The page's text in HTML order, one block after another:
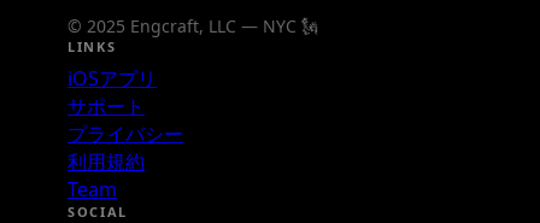
© 2025 Engcraft, LLC — NYC 🗽
LINKS
iOSアプリ
サポート
プライバシー
利用規約
Team
SOCIAL